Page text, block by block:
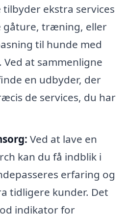
ekstra services
gåture, træning, eller
til hunde med
at sammenligne
en udbyder, der
de services, du har
Ved at lave en
kan du få indblik i
erfaring og
tidligere kunder. Det
indikator for